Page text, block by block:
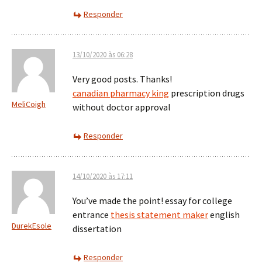
Responder
MeliCoigh
13/10/2020 às 06:28
Very good posts. Thanks!
canadian pharmacy king prescription drugs
without doctor approval
Responder
DurekEsole
14/10/2020 às 17:11
You’ve made the point! essay for college
entrance thesis statement makerenglish
dissertation
Responder